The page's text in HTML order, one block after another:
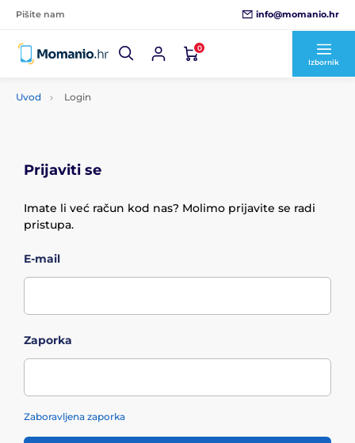
Pišite nam info@momanio.hr
0
Izbornik
Uvod Login
Prijaviti se
Imate li već račun kod nas? Molimo prijavite se radi
pristupa.
E-mail
Zaporka
Zaboravljena zaporka